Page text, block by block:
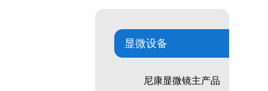
显微设备
尼康显微镜主产品